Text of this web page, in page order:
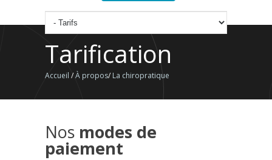
Tarification
Accueil /À propos/ La chiropratique
Nos modes de
paiement